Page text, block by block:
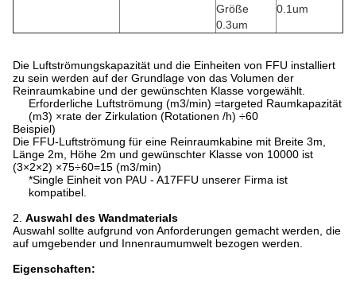
Größe
0.3um
0.1um
Die Luftströmungskapazität und die Einheiten von FFU installiert
zu sein werden auf der Grundlage von das Volumen der
Reinraumkabine und der gewünschten Klasse vorgewählt.
Erforderliche Luftströmung (m3/min) =targeted Raumkapazität
(m3) ×rate der Zirkulation (Rotationen /h) ÷60
Beispiel)
Die FFU-Luftströmung für eine Reinraumkabine mit Breite 3m,
Länge 2m, Höhe 2m und gewünschter Klasse von 10000 ist
(3×2×2) ×75÷60=15 (m3/min)
*Single Einheit von PAU - A17FFU unserer Firma ist
kompatibel.
2. Auswahl des Wandmaterials
Auswahl sollte aufgrund von Anforderungen gemacht werden, die
auf umgebender und Innenraumumwelt bezogen werden.
Eigenschaften: